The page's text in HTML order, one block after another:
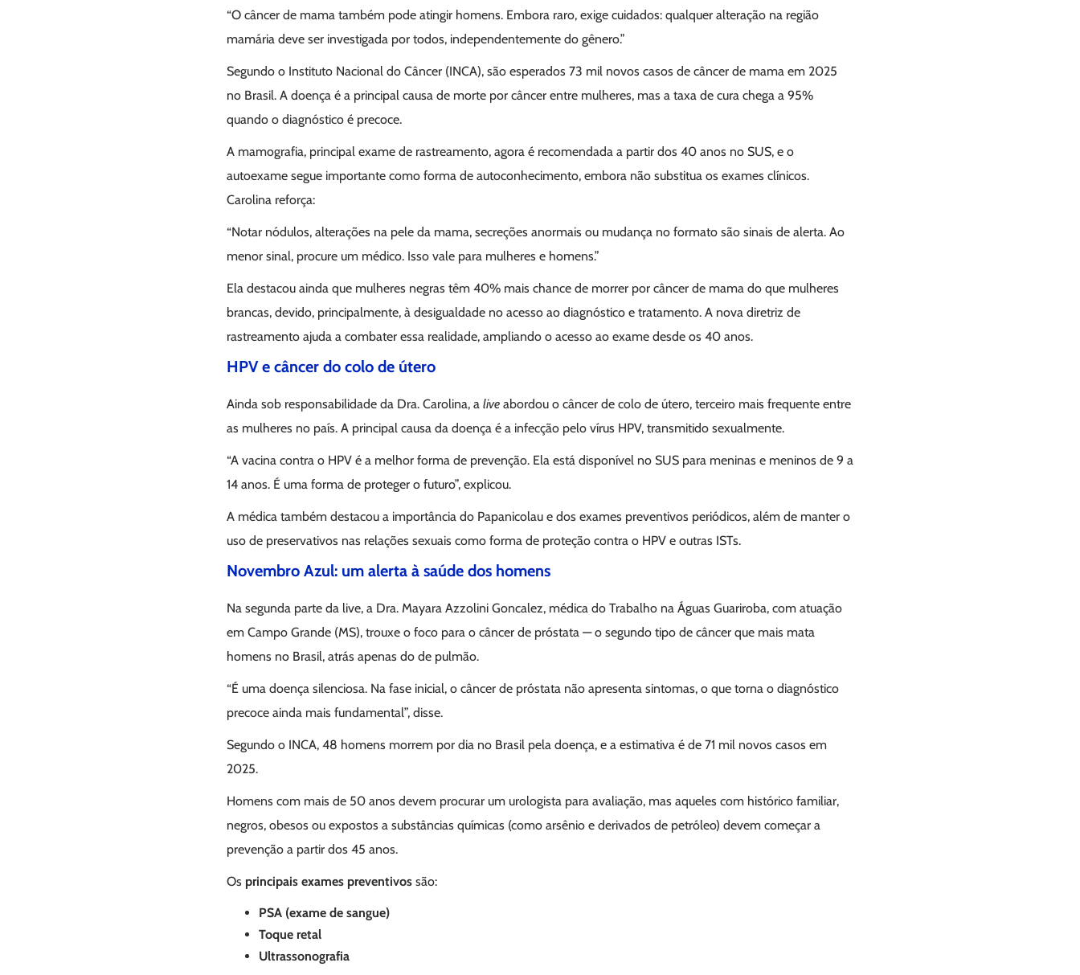
“O câncer de mama também pode atingir homens. Embora raro, exige cuidados: qualquer alteração na região
mamária deve ser investigada por todos, independentemente do gênero.”
Segundo o Instituto Nacional do Câncer (INCA), são esperados 73 mil novos casos de câncer de mama em 2025
no Brasil. A doença é a principal causa de morte por câncer entre mulheres, mas a taxa de cura chega a 95%
quando o diagnóstico é precoce.
A mamografia, principal exame de rastreamento, agora é recomendada a partir dos 40 anos no SUS, e o
autoexame segue importante como forma de autoconhecimento, embora não substitua os exames clínicos.
Carolina reforça:
“Notar nódulos, alterações na pele da mama, secreções anormais ou mudança no formato são sinais de alerta. Ao
menor sinal, procure um médico. Isso vale para mulheres e homens.”
Ela destacou ainda que mulheres negras têm 40% mais chance de morrer por câncer de mama do que mulheres
brancas, devido, principalmente, à desigualdade no acesso ao diagnóstico e tratamento. A nova diretriz de
rastreamento ajuda a combater essa realidade, ampliando o acesso ao exame desde os 40 anos.
HPV e câncer do colo de útero
Ainda sob responsabilidade da Dra. Carolina, a live abordou o câncer de colo de útero, terceiro mais frequente entre
as mulheres no país. A principal causa da doença é a infecção pelo vírus HPV, transmitido sexualmente.
“A vacina contra o HPV é a melhor forma de prevenção. Ela está disponível no SUS para meninas e meninos de 9 a
14 anos. É uma forma de proteger o futuro”, explicou.
A médica também destacou a importância do Papanicolau e dos exames preventivos periódicos, além de manter o
uso de preservativos nas relações sexuais como forma de proteção contra o HPV e outras ISTs.
Novembro Azul: um alerta à saúde dos homens
Na segunda parte da live, a Dra. Mayara Azzolini Goncalez, médica do Trabalho na Águas Guariroba, com atuação
em Campo Grande (MS), trouxe o foco para o câncer de próstata — o segundo tipo de câncer que mais mata
homens no Brasil, atrás apenas do de pulmão.
“É uma doença silenciosa. Na fase inicial, o câncer de próstata não apresenta sintomas, o que torna o diagnóstico
precoce ainda mais fundamental”, disse.
Segundo o INCA, 48 homens morrem por dia no Brasil pela doença, e a estimativa é de 71 mil novos casos em
2025.
Homens com mais de 50 anos devem procurar um urologista para avaliação, mas aqueles com histórico familiar,
negros, obesos ou expostos a substâncias químicas (como arsênio e derivados de petróleo) devem começar a
prevenção a partir dos 45 anos.
Os principais exames preventivos são:
PSA (exame de sangue)
Toque retal
Ultrassonografia